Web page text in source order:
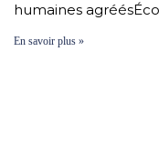
humaines
En savoir plus »